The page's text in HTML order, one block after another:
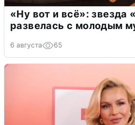
«Ну вот и всё»: звезда
развелась с молодым
6 августа 65